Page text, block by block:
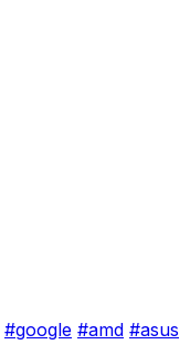
#google #amd #asus